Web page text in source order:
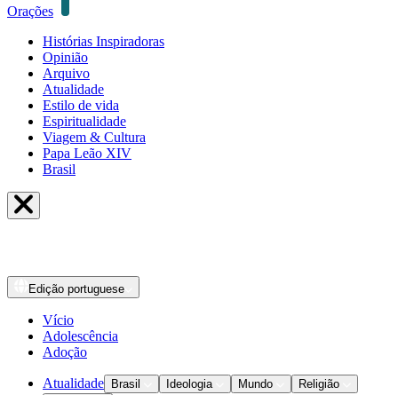
Orações
Histórias Inspiradoras
Opinião
Arquivo
Atualidade
Estilo de vida
Espiritualidade
Viagem & Cultura
Papa Leão XIV
Brasil
Edição portuguese
Vício
Adolescência
Adoção
Atualidade Brasil Ideologia Mundo
Religião